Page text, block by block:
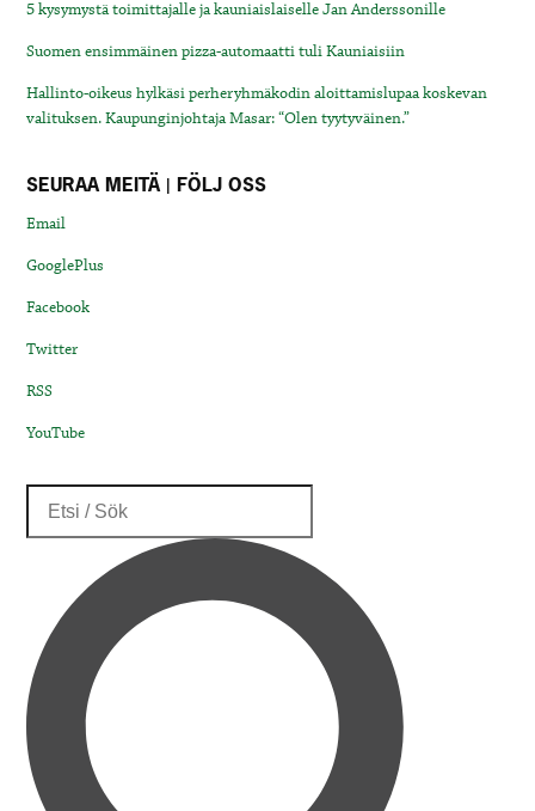
5 kysymystä toimittajalle ja kauniaislaiselle Jan Anderssonille
Suomen ensimmäinen pizza-automaatti tuli Kauniaisiin
Hallinto-oikeus hylkäsi perheryhmäkodin aloittamislupaa koskevan
valituksen. Kaupunginjohtaja Masar: “Olen tyytyväinen.”
SEURAA MEITÄ | FÖLJ OSS
Email
GooglePlus
Facebook
Twitter
RSS
YouTube